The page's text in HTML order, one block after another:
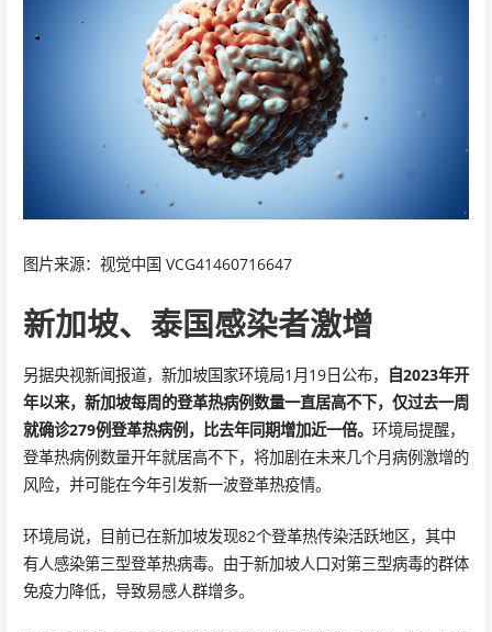
图片来源：视觉中国 VCG41460716647
新加坡、泰国感染者激增
另据央视新闻报道，新加坡国家环境局1月19日公布， 自2023年开
年以来，新加坡每周的登革热病例数量一直居高不下，仅过去一周
就确诊279例登革热病例，比去年同期增加近一倍。 环境局提醒，
登革热病例数量开年就居高不下，将加剧在未来几个月病例激增的
风险，并可能在今年引发新一波登革热疫情。
环境局说，目前已在新加坡发现82个登革热传染活跃地区，其中
有人感染第三型登革热病毒。由于新加坡人口对第三型病毒的群体
免疫力降低，导致易感人群增多。